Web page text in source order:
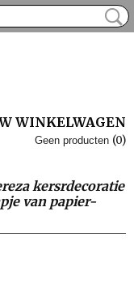
WINKELWAGEN
Geen producten (0)
kersrdecoratie
van papier-